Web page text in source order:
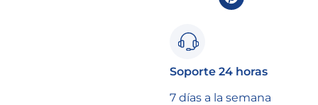
Soporte 24 horas
7 días a la semana